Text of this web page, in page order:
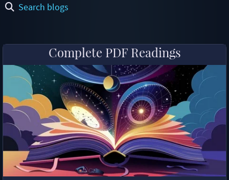
Search blogs
Complete PDF Readings